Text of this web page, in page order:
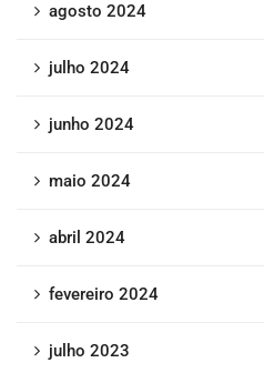
agosto 2024
julho 2024
junho 2024
maio 2024
abril 2024
fevereiro 2024
julho 2023